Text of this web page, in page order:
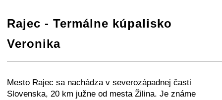
Rajec - Termálne kúpalisko
Veronika
+ − ⛶
Mesto Rajec sa nachádza v severozápadnej časti
Slovenska, 20 km južne od mesta Žilina. Je známe